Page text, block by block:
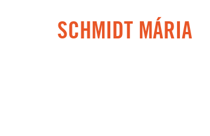
SCHMIDT MÁRIA